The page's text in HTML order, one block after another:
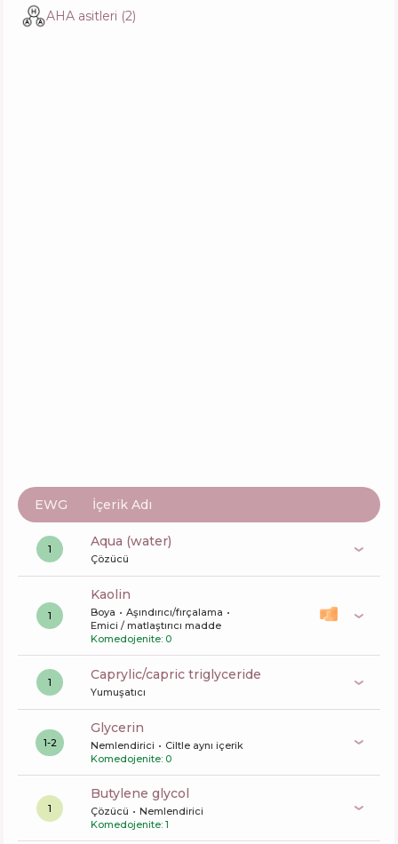
Erborian Milk & Peel Mask
AHA asitleri (2)
EWG İçerik Adı
1 aqua (water)
Çözücü
1
kaolin
Boya
Aşındırıcı/fırçalama
Emici / matlaştırıcı madde
Komedojenite: 0
1 caprylic/capric triglyceride
Yumuşatıcı
1-2
glycerin
Nemlendirici
Ciltle aynı içerik
Komedojenite: 0
1
butylene glycol
Çözücü
Nemlendirici
Komedojenite: 1